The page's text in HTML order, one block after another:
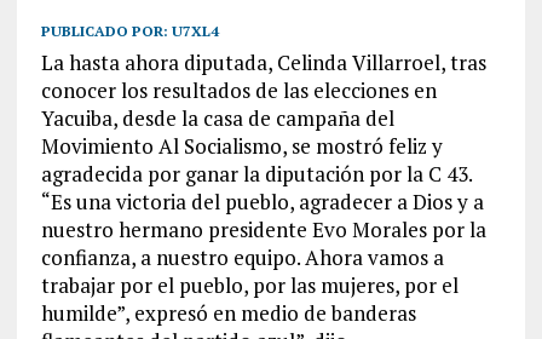
PUBLICADO POR: U7XL4
La hasta ahora diputada, Celinda Villarroel, tras
conocer los resultados de las elecciones en
Yacuiba, desde la casa de campaña del
Movimiento Al Socialismo, se mostró feliz y
agradecida por ganar la diputación por la C 43.
“Es una victoria del pueblo, agradecer a Dios y a
nuestro hermano presidente Evo Morales por la
confianza, a nuestro equipo. Ahora vamos a
trabajar por el pueblo, por las mujeres, por el
humilde”, expresó en medio de banderas